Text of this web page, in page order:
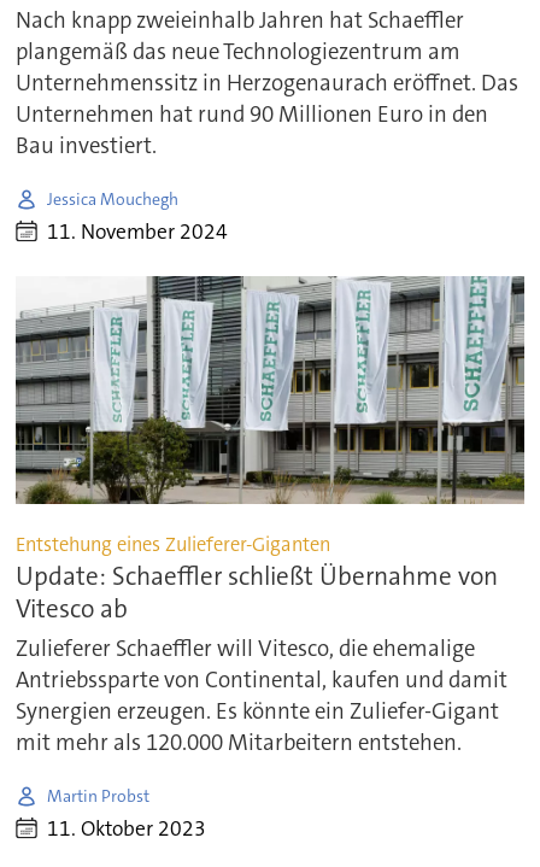
Nach knapp zweieinhalb Jahren hat Schaeffler
plangemäß das neue Technologiezentrum am
Unternehmenssitz in Herzogenaurach eröffnet. Das
Unternehmen hat rund 90 Millionen Euro in den
Bau investiert.
Jessica Mouchegh
11. November 2024
Entstehung eines Zulieferer-Giganten
Update: Schaeffler schließt Übernahme von
Vitesco ab
Zulieferer Schaeffler will Vitesco, die ehemalige
Antriebssparte von Continental, kaufen und damit
Synergien erzeugen. Es könnte ein Zuliefer-Gigant
mit mehr als 120.000 Mitarbeitern entstehen.
Martin Probst
11. Oktober 2023